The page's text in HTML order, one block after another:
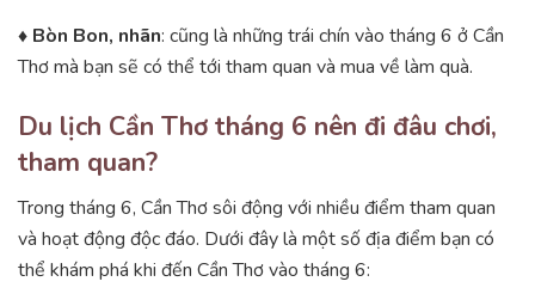
♦ Bòn Bon, nhãn: cũng là những trái chín vào tháng 6 ở Cần
Thơ mà bạn sẽ có thể tới tham quan và mua về làm quà.
Du lịch Cần Thơ tháng 6 nên đi đâu chơi,
tham quan?
Trong tháng 6, Cần Thơ sôi động với nhiều điểm tham quan
và hoạt động độc đáo. Dưới đây là một số địa điểm bạn có
thể khám phá khi đến Cần Thơ vào tháng 6: